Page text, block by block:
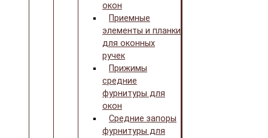
окон
Приемные
элементы и планки
для оконных
ручек
Прижимы
средние
фурнитуры для
окон
Средние запоры
фурнитуры для